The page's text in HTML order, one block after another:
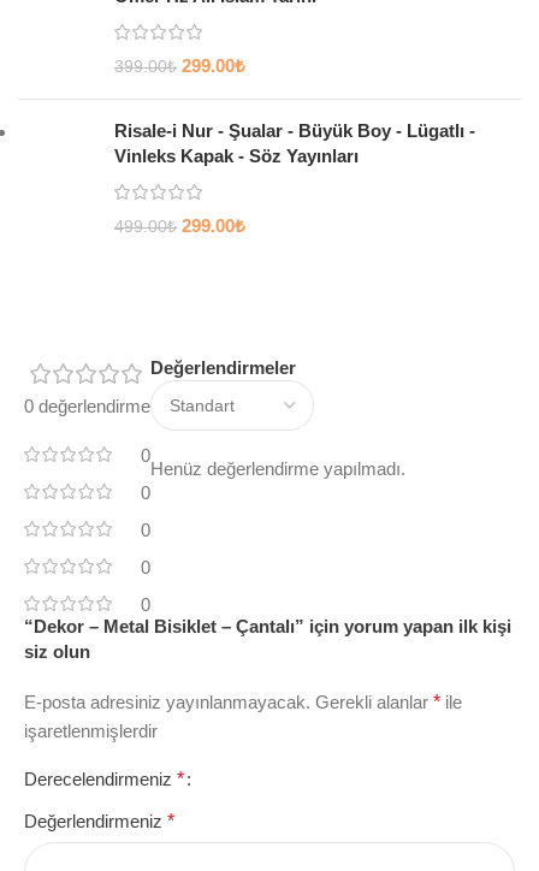
399.00₺ 299.00₺
Risale-i Nur - Şualar - Büyük Boy - Lügatlı -
Vinleks Kapak - Söz Yayınları
499.00₺ 299.00₺
0 değerlendirme
0
0
0
0
0
Değerlendirmeler
Henüz değerlendirme yapılmadı.
“Dekor – Metal Bisiklet – Çantalı” için yorum yapan ilk kişi
siz olun
E-posta adresiniz yayınlanmayacak. Gerekli alanlar * ile
işaretlenmişlerdir
Derecelendirmeniz *
Değerlendirmeniz *